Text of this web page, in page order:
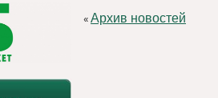
«Архив новостей